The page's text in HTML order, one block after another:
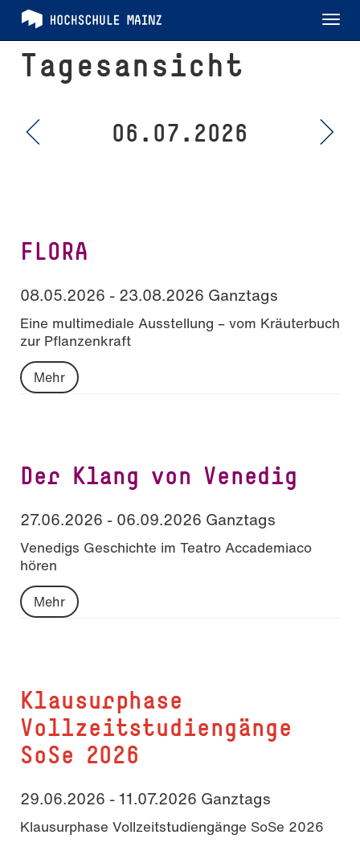
Tagesansicht
06.07.2026
FLORA
08.05.2026 - 23.08.2026 Ganztags
Eine multimediale Ausstellung – vom Kräuterbuch
zur Pflanzenkraft
Mehr
Der Klang von Venedig
27.06.2026 - 06.09.2026 Ganztags
Venedigs Geschichte im Teatro Accademiaco
hören
Mehr
Klausurphase
Vollzeitstudiengänge
SoSe 2026
29.06.2026 - 11.07.2026 Ganztags
Klausurphase Vollzeitstudiengänge SoSe 2026